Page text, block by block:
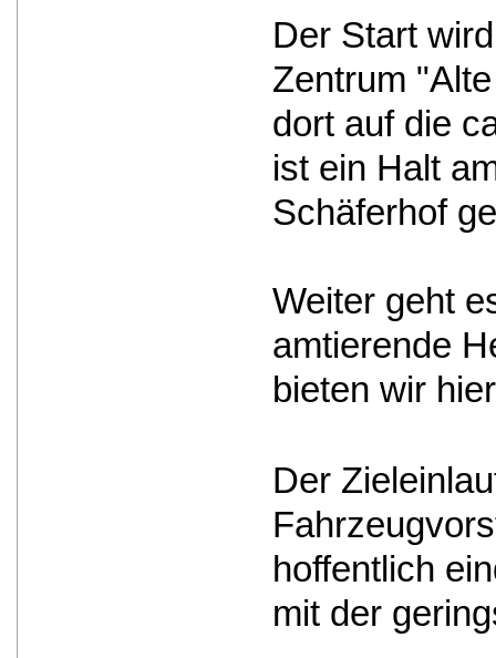
Der Start
Zentrum
dort auf die
ist ein Halt
Schäferhof
Weiter geht
amtierende
bieten wir
Der
hoffentlich
mit der